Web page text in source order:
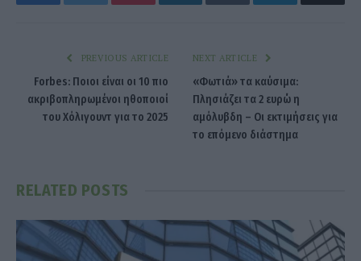
PREVIOUS ARTICLE
Forbes: Ποιοι είναι οι 10 πιο
ακριβοπληρωμένοι ηθοποιοί
του Χόλιγουντ για το 2025
NEXT ARTICLE
«Φωτιά» τα καύσιμα:
Πλησιάζει τα 2 ευρώ η
αμόλυβδη – Οι εκτιμήσεις για
το επόμενο διάστημα
RELATED POSTS